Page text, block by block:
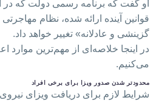
او گفت که برنامه رسمی دولت که در
قوانین آینده ارائه شده، نظام
گزینشی و عادلانه» تغییر خواهد داد.
در اینجا خلاصه‌ای از مهم‌ترین موارد
می‌کنیم.
محدودتر شدن صدور ویزا برای برخی افراد
شرایط لازم برای دریافت ویزای